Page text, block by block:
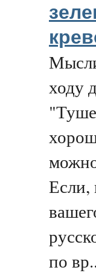
ходу
Если,
по